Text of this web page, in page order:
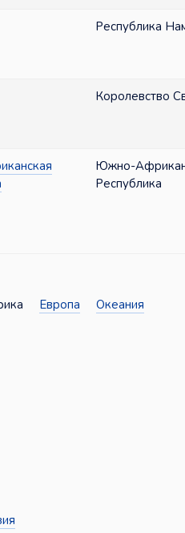
Республика
Королевство
Южно-
Республика
Европа Океания